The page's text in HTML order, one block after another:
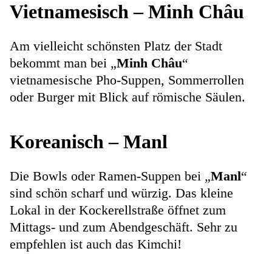
Vietnamesisch – Minh Châu
Am vielleicht schönsten Platz der Stadt
bekommt man bei „Minh Châu“
vietnamesische Pho-Suppen, Sommerrollen
oder Burger mit Blick auf römische Säulen.
Koreanisch – Manl
Die Bowls oder Ramen-Suppen bei „Manl“
sind schön scharf und würzig. Das kleine
Lokal in der Kockerellstraße öffnet zum
Mittags- und zum Abendgeschäft. Sehr zu
empfehlen ist auch das Kimchi!